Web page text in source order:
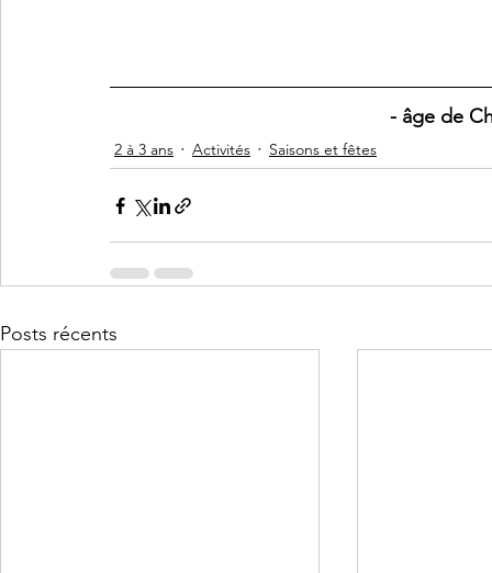
- âge de
2 à 3 ans Activités Saisons et fêtes
Posts récents